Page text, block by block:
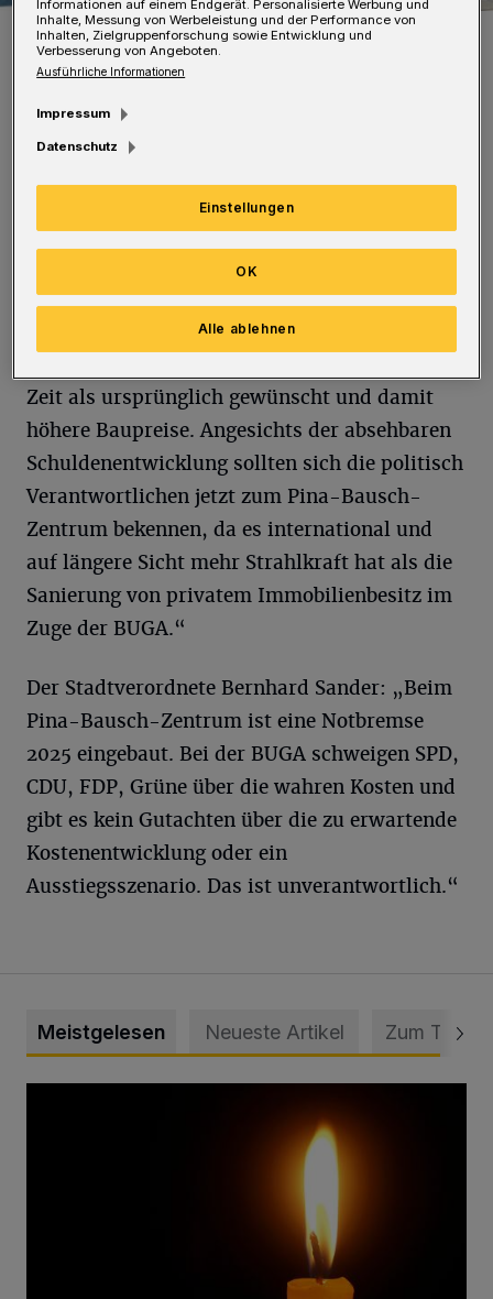
Das Pina-Bausch-Zentrum soll ins Schauspielhaus ziehen.
Foto: Wuppertaler Rundschau/Simone Bahrmann
Die Linke legt nach eigenen Angaben „großen
Wert auf ein geordnetes
Ausschreibungsverfahren, da durch diesen
Wettbewerb die Qualität bei der Sanierung des
Schauspielhauses zu einem Tanz-Zentrum
Zeit als ursprünglich gewünscht und damit
höhere Baupreise. Angesichts der absehbaren
Schuldenentwicklung sollten sich die politisch
Verantwortlichen jetzt zum Pina-Bausch-
Zentrum bekennen, da es international und
auf längere Sicht mehr Strahlkraft hat als die
Sanierung von privatem Immobilienbesitz im
Zuge der BUGA.“
Der Stadtverordnete Bernhard Sander: „Beim
Pina-Bausch-Zentrum ist eine Notbremse
2025 eingebaut. Bei der BUGA schweigen SPD,
CDU, FDP, Grüne über die wahren Kosten und
gibt es kein Gutachten über die zu erwartende
Kostenentwicklung oder ein
Ausstiegsszenario. Das ist unverantwortlich.“
Meistgelesen Neueste Artikel Zum Thema
Informationen auf einem Endgerät. Personalisierte Werbung und
Inhalte, Messung von Werbeleistung und der Performance von
Inhalten, Zielgruppenforschung sowie Entwicklung und
Verbesserung von Angeboten.
Ausführliche Informationen
Impressum
Datenschutz
Einstellungen
Alle ablehnen
OK